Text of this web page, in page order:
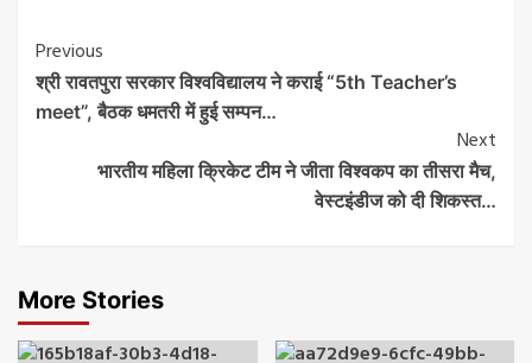
Post
Navigation
Previous
श्री रावतपुरा सरकार विश्वविद्यालय ने कराई “5th Teacher’s
meet”, बैठक धमतरी में हुई सम्पन…
Next
भारतीय महिला क्रिकेट टीम ने जीता विश्वकप का तीसरा मैच,
वेस्टइंडीज को दी शिकस्त…
More Stories